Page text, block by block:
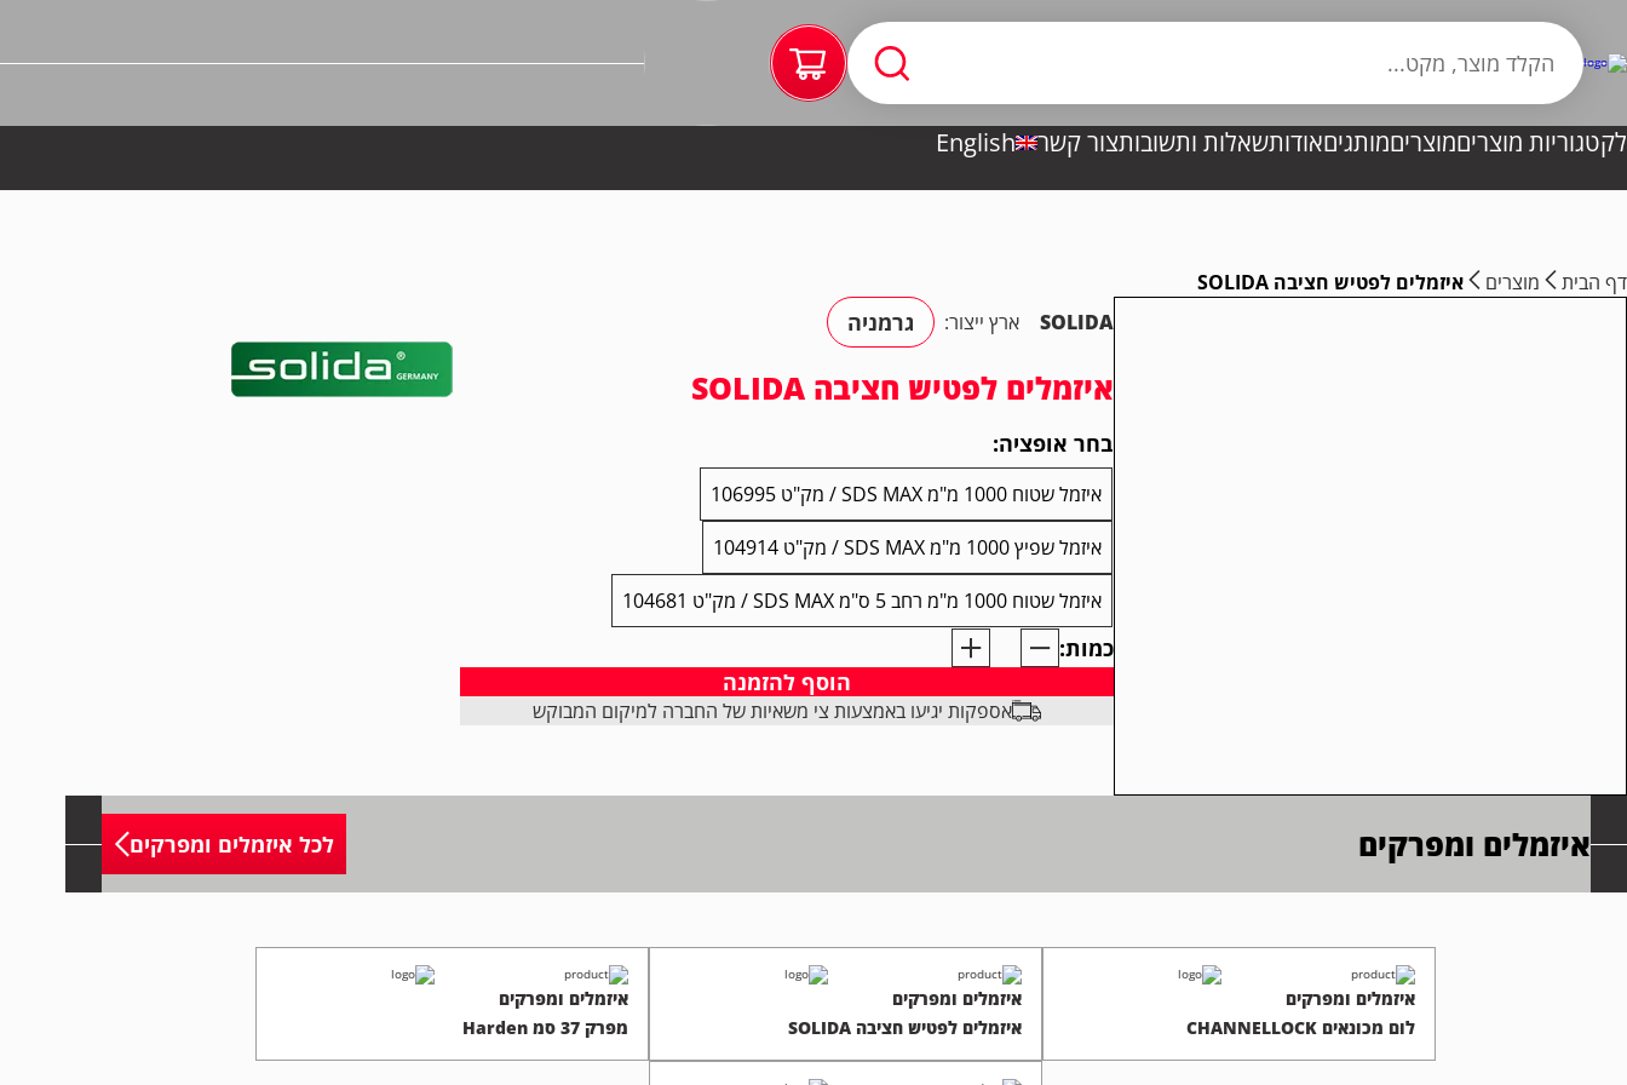
לקטגוריות מוצריםמוצריםמותגיםאודותשאלות ותשובותצור קשר English
דף הבית מוצרים
איזמלים לפטיש חציבה SOLIDA
SOLIDA
ארץ ייצור: גרמניה
איזמלים לפטיש חציבה SOLIDA
בחר אופציה:
איזמל שטוח 1000 מ"מ SDS MAX / מק"ט 106995
איזמל שפיץ 1000 מ"מ SDS MAX / מק"ט 104914
איזמל שטוח 1000 מ"מ רחב 5 ס"מ SDS MAX / מק"ט 104681
כמות
של
כמות:
הוסף להזמנה
אספקות יגיעו באמצעות צי משאיות של החברה למיקום המבוקש
איזמלים ומפרקים לכל איזמלים ומפרקים
איזמלים ומפרקים
לום מכונאים CHANNELLOCK
איזמלים ומפרקים
איזמלים לפטיש חציבה SOLIDA
איזמלים ומפרקים
מפרק 37 סמ Harden